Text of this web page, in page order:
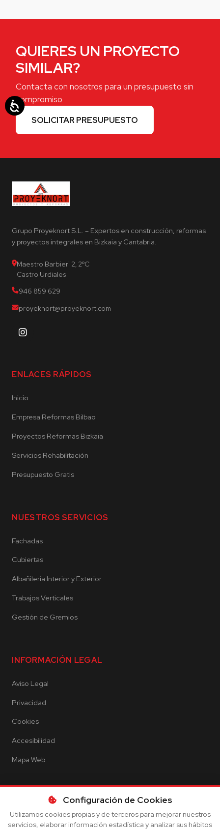
QUIERES UN PROYECTO
SIMILAR?
Contacta con nosotros para un presupuesto sin
compromiso
SOLICITAR PRESUPUESTO
Grupo Proyeknort S.L. – Expertos en construcción, reformas
y proyectos integrales en Bizkaia y Cantabria.
Maestro Barbieri 2, 2ºC
Castro Urdiales
946 859 629
proyeknort@proyeknort.com
ENLACES RÁPIDOS
Inicio
Empresa Reformas Bilbao
Proyectos Reformas Bizkaia
Servicios Rehabilitación
Presupuesto Gratis
NUESTROS SERVICIOS
Fachadas
Cubiertas
Albañilería Interior y Exterior
Trabajos Verticales
Gestión de Gremios
INFORMACIÓN LEGAL
Aviso Legal
Privacidad
Cookies
Accesibilidad
Mapa Web
Configuración de Cookies
Utilizamos cookies propias y de terceros para mejorar nuestros
servicios, elaborar información estadística y analizar sus hábitos